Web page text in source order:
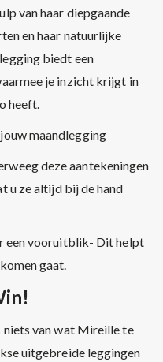
van haar diepgaande
en haar natuurlijke
biedt een
je inzicht krijgt in
heeft.
maandlegging
deze aantekeningen
u ze altijd bij de hand
een vooruitblik- Dit helpt
gaat.
niets van wat Mireille te
uitgebreide leggingen